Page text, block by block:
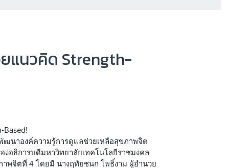
แนวคิด Strength-
นาองค์ความรู้การดูแลช่วยเหลือสุขภาพจิต
อธิการบดีมหาวิทยาลัยเทคโนโลยีราชมงคล
จิตที่ 4 โดยมี นางฤทัยชนก โพธิ์งาม ผู้อำนวย